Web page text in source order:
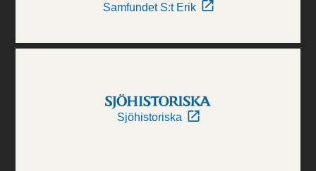
Samfundet S:t Erik
Sjöhistoriska